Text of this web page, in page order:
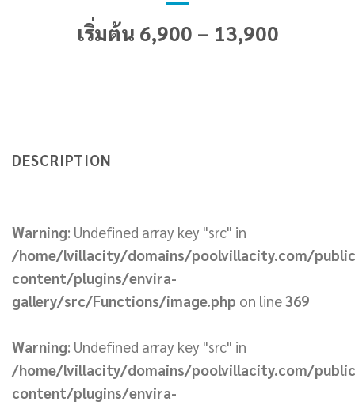
เริ่มต้น 6,900 – 13,900
DESCRIPTION
Warning: Undefined array key "src" in
/home/lvillacity/domains/poolvillacity.com/
content/plugins/envira-
gallery/src/Functions/image.php on line369
Warning: Undefined array key "src" in
/home/lvillacity/domains/poolvillacity.com/
content/plugins/envira-